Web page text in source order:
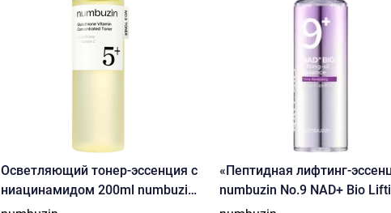
Осветляющий тонер-эссенция с
ниацинамидом 200ml numbuzin
No.5 Glutathione Vitamin
«Пептидная лифтинг-
numbuzin No.9 NAD+ Bio
Essence»